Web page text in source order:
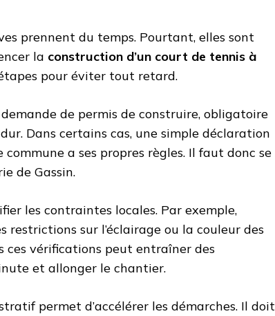
prennent du temps. Pourtant, elles sont
la construction d’un court de tennis à
pour éviter tout retard.
de permis de construire, obligatoire
Dans certains cas, une simple déclaration
a ses propres règles. Il faut donc se
de Gassin.
les contraintes locales. Par exemple,
restrictions sur l’éclairage ou la couleur des
ces vérifications peut entraîner des
et allonger le chantier.
permet d’accélérer les démarches. Il doit